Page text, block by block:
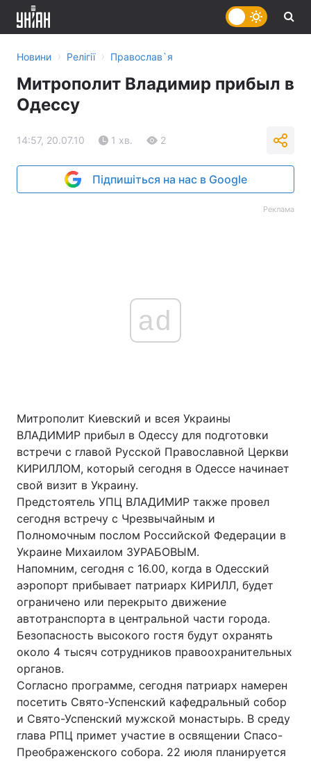
Головна Війна
Україна Політика
Економіка Світ
Новини › Релігії › Православ`я
Митрополит Владимир прибыл в
Одессу
14:57, 20.07.10 1 хв. 2
Підпишіться на нас в Google
Реклама
ad
Митрополит Киевский и всея Украины
ВЛАДИМИР прибыл в Одессу для подготовки
встречи с главой Русской Православной Церкви
КИРИЛЛОМ, который сегодня в Одессе начинает
свой визит в Украину.
Предстоятель УПЦ ВЛАДИМИР также провел
сегодня встречу с Чрезвычайным и
Полномочным послом Российской Федерации в
Украине Михаилом ЗУРАБОВЫМ.
Напомним, сегодня с 16.00, когда в Одесский
аэропорт прибывает патриарх КИРИЛЛ, будет
ограничено или перекрыто движение
автотранспорта в центральной части города.
Безопасность высокого гостя будут охранять
около 4 тысяч сотрудников правоохранительных
органов.
Согласно программе, сегодня патриарх намерен
посетить Свято-Успенский кафедральный собор
и Свято-Успенский мужской монастырь. В среду
глава РПЦ примет участие в освящении Спасо-
Преображенского собора. 22 июля планируется